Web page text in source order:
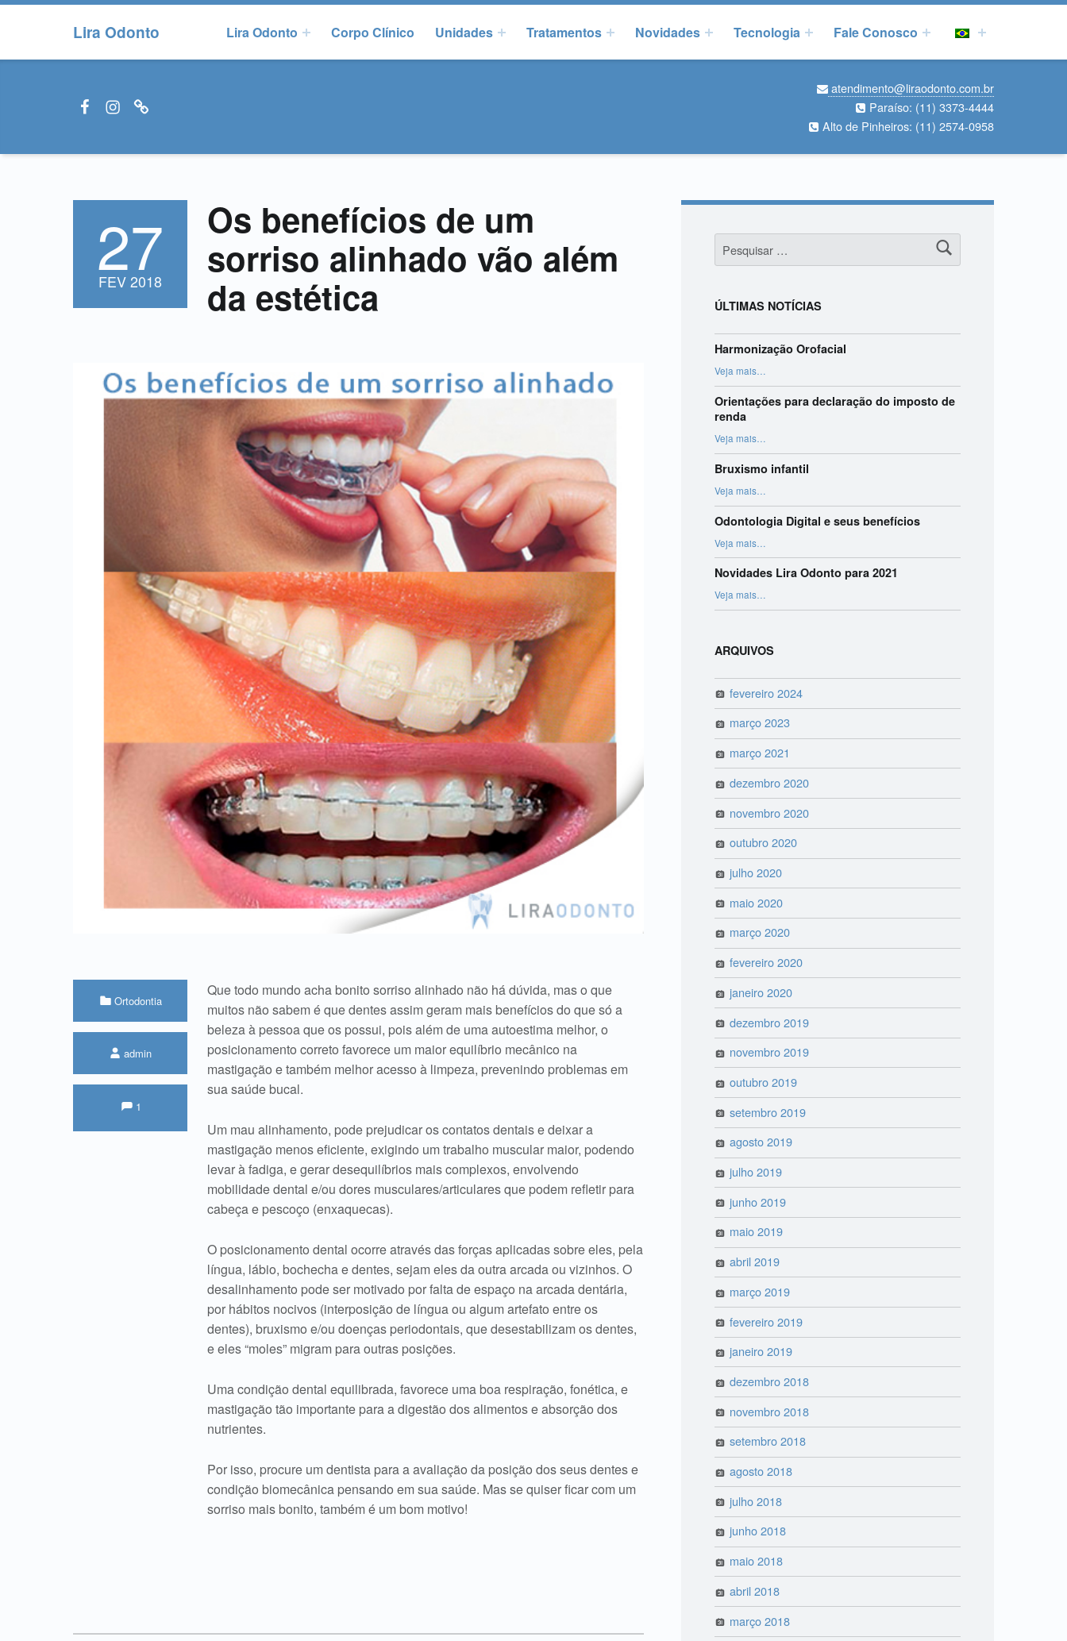
Lira Odonto Lira Odonto Corpo Clínico Unidades Tratamentos Novidades Tecnologia Fale Conosco
Facebook LiraOdonto
Instagram LiraOdonto
Site LiraOdonto
atendimento@liraodonto.com.br
Paraíso: (11) 3373-4444
Alto de Pinheiros: (11) 2574-0958
Os benefícios de um
sorriso alinhado vão além
da estética
27
FEV 2018
Que todo mundo acha bonito sorriso alinhado não há dúvida, mas o que
muitos não sabem é que dentes assim geram mais benefícios do que só a
beleza à pessoa que os possui, pois além de uma autoestima melhor, o
posicionamento correto favorece um maior equilíbrio mecânico na
mastigação e também melhor acesso à limpeza, prevenindo problemas em
sua saúde bucal.
Um mau alinhamento, pode prejudicar os contatos dentais e deixar a
mastigação menos eficiente, exigindo um trabalho muscular maior, podendo
levar à fadiga, e gerar desequilíbrios mais complexos, envolvendo
mobilidade dental e/ou dores musculares/articulares que podem refletir para
cabeça e pescoço (enxaquecas).
O posicionamento dental ocorre através das forças aplicadas sobre eles, pela
língua, lábio, bochecha e dentes, sejam eles da outra arcada ou vizinhos. O
desalinhamento pode ser motivado por falta de espaço na arcada dentária,
por hábitos nocivos (interposição de língua ou algum artefato entre os
dentes), bruxismo e/ou doenças periodontais, que desestabilizam os dentes,
e eles “moles” migram para outras posições.
Uma condição dental equilibrada, favorece uma boa respiração, fonética, e
mastigação tão importante para a digestão dos alimentos e absorção dos
nutrientes.
Por isso, procure um dentista para a avaliação da posição dos seus dentes e
condição biomecânica pensando em sua saúde. Mas se quiser ficar com um
sorriso mais bonito, também é um bom motivo!
Categorizado em:
Ortodontia
Escrito por:
admin
Comentários:
Comments:
1
Pesquisar por:
ÚLTIMAS NOTÍCIAS
Harmonização Orofacial
Veja mais…
Orientações para declaração do imposto de
renda
Veja mais“Orientações para declaração do imposto de renda”
…
Bruxismo infantil
Veja mais…
Odontologia Digital e seus benefícios
Veja mais…
Novidades Lira Odonto para 2021
Veja mais“Novidades Lira Odonto para 2021”
…
ARQUIVOS
fevereiro 2024
março 2023
março 2021
dezembro 2020
novembro 2020
outubro 2020
julho 2020
maio 2020
março 2020
fevereiro 2020
janeiro 2020
dezembro 2019
novembro 2019
outubro 2019
setembro 2019
agosto 2019
julho 2019
junho 2019
maio 2019
abril 2019
março 2019
fevereiro 2019
janeiro 2019
dezembro 2018
novembro 2018
setembro 2018
agosto 2018
julho 2018
junho 2018
maio 2018
abril 2018
março 2018